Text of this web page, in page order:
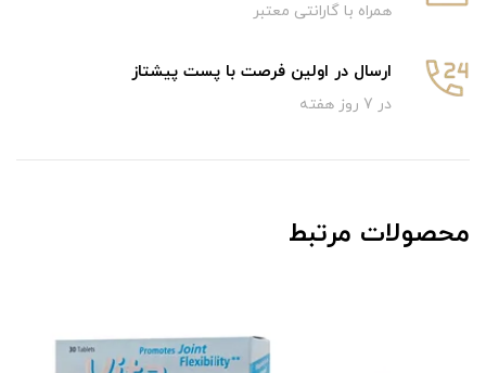
همراه با گارانتی معتبر
ارسال در اولین فرصت با پست پیشتاز
در 7 روز هفته
محصولات مرتبط